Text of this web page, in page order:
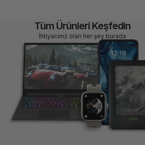
Tüm Ürünleri Keşfedin
İhtiyacınız olan her şey burada